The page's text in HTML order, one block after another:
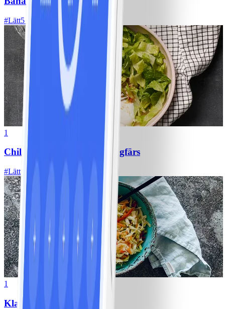
#Lätt5 MIN
1
Chili con carne med kycklingfärs
#Lätt
1
Klassisk vitkålssallad